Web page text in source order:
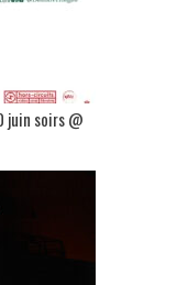
juin soirs @